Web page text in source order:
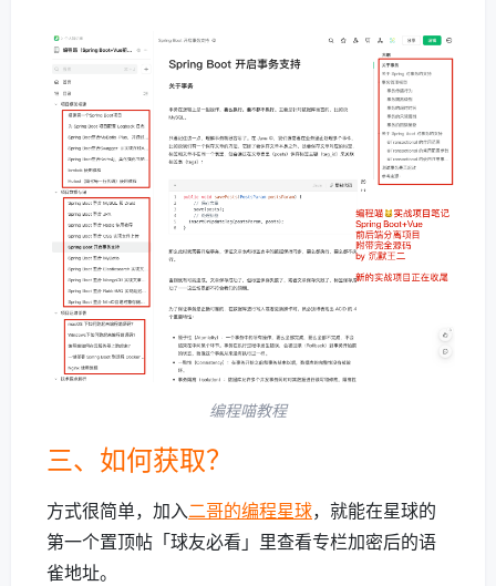
编程喵教程
三、如何获取？
方式很简单，加入二哥的编程星球，就能在星球的
第一个置顶帖「球友必看」里查看专栏加密后的语
雀地址。